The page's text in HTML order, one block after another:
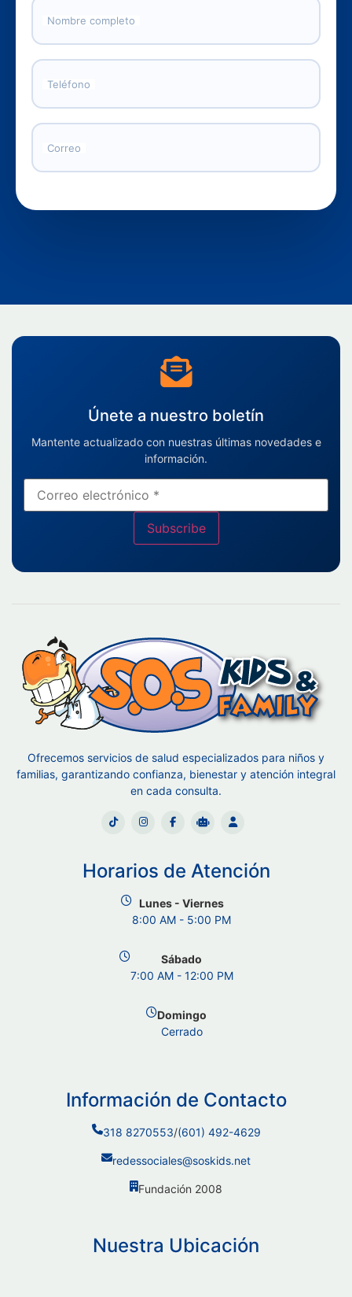
Nombre completo
Teléfono
Correo
Únete a nuestro boletín
Mantente actualizado con nuestras últimas novedades e
información.
Subscribe
Ofrecemos servicios de salud especializados para niños y
familias, garantizando confianza, bienestar y atención integral
en cada consulta.
Horarios de Atención
Lunes - Viernes
8:00 AM - 5:00 PM
Sábado
7:00 AM - 12:00 PM
Domingo
Cerrado
Información de Contacto
318 8270553/(601) 492-4629
redessociales@soskids.net
Fundación 2008
Nuestra Ubicación